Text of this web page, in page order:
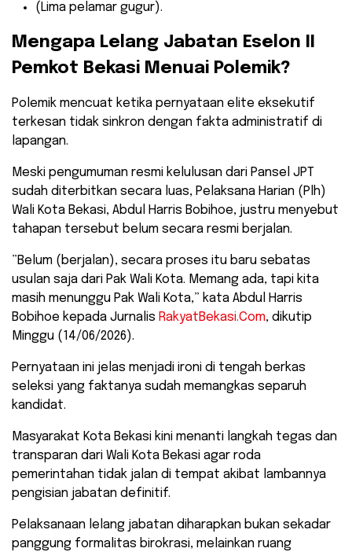
(Lima pelamar gugur).
​Mengapa Lelang Jabatan Eselon II
Pemkot Bekasi Menuai Polemik?
​Polemik mencuat ketika pernyataan elite eksekutif
terkesan tidak sinkron dengan fakta administratif di
lapangan.
Meski pengumuman resmi kelulusan dari Pansel JPT
sudah diterbitkan secara luas, Pelaksana Harian (Plh)
Wali Kota Bekasi, Abdul Harris Bobihoe, justru menyebut
tahapan tersebut belum secara resmi berjalan.
​”Belum (berjalan), secara proses itu baru sebatas
usulan saja dari Pak Wali Kota. Memang ada, tapi kita
masih menunggu Pak Wali Kota,” kata Abdul Harris
Bobihoe kepada Jurnalis RakyatBekasi.Com, dikutip
Minggu (14/06/2026).
​Pernyataan ini jelas menjadi ironi di tengah berkas
seleksi yang faktanya sudah memangkas separuh
kandidat.
Masyarakat Kota Bekasi kini menanti langkah tegas dan
transparan dari Wali Kota Bekasi agar roda
pemerintahan tidak jalan di tempat akibat lambannya
pengisian jabatan definitif.
​Pelaksanaan lelang jabatan diharapkan bukan sekadar
panggung formalitas birokrasi, melainkan ruang